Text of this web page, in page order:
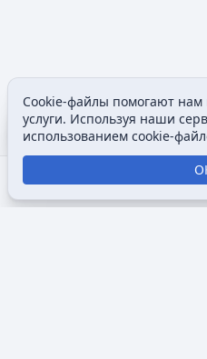
Открыть поиск
Открыть
Содержание
Cookie-файлы помогают нам
услуги. Используя наши
использованием cookie-